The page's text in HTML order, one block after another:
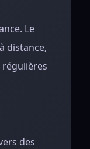
Le
distance,
des